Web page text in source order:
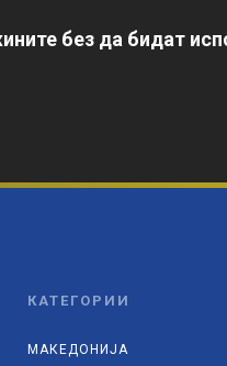
без да бидат
КАТЕГОРИИ
МАКЕДОНИЈА